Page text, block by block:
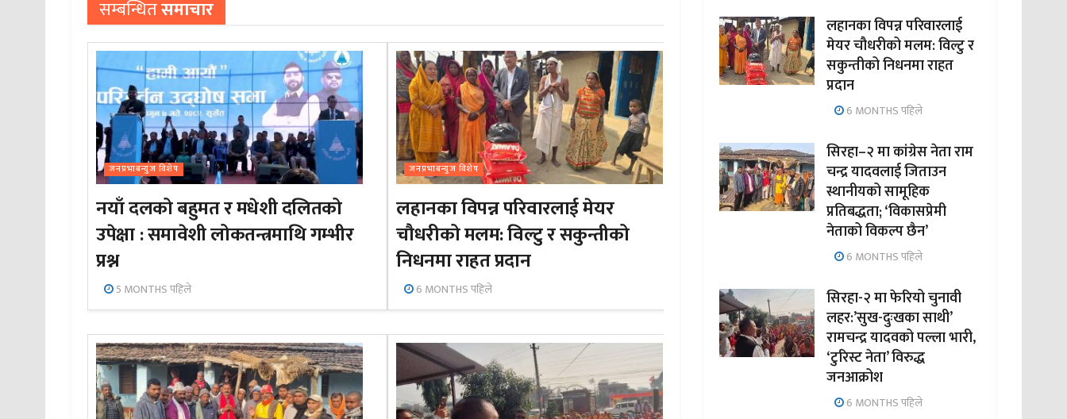
सम्बन्धितसमाचार
जनप्रभाबन्युज विशेष
नयाँ दलको बहुमत र मधेशी दलितको
उपेक्षा : समावेशी लोकतन्त्रमाथि गम्भीर
प्रश्न
5 MONTHS पहिले
जनप्रभाबन्युज विशेष
लहानका विपन्न परिवारलाई मेयर
चौधरीको मलम: विल्टु र सकुन्तीको
निधनमा राहत प्रदान
6 MONTHS पहिले
लहानका विपन्न परिवारलाई
मेयर चौधरीको मलम: विल्टु र
सकुन्तीको निधनमा राहत
प्रदान
6 MONTHS पहिले
सिरहा–२ मा कांग्रेस नेता राम
चन्द्र यादवलाई जिताउन
स्थानीयको सामूहिक
प्रतिबद्धता; ‘विकासप्रेमी
नेताको विकल्प छैन’
6 MONTHS पहिले
सिरहा-२ मा फेरियो चुनावी
लहर:’सुख-दुःखका साथी’
रामचन्द्र यादवको पल्ला भारी,
‘टुरिस्ट नेता’ विरुद्ध
जनआक्रोश
6 MONTHS पहिले